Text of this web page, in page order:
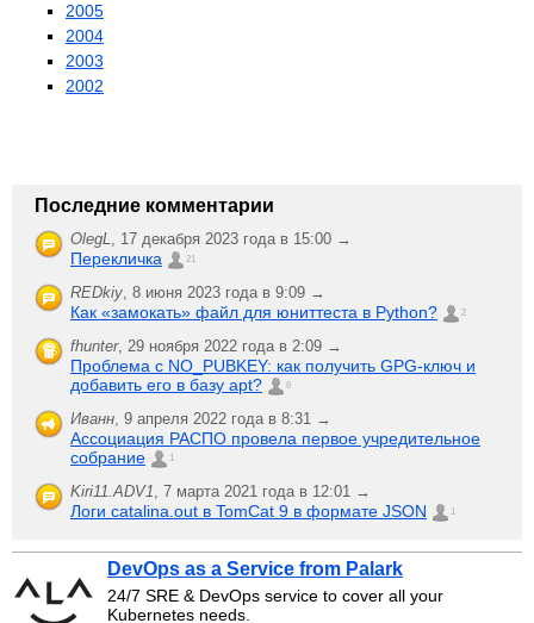
2005
2004
2003
2002
Последние комментарии
OlegL, 17 декабря 2023 года в 15:00 →
Перекличка 21
REDkiy, 8 июня 2023 года в 9:09 →
Как «замокать» файл для юниттеста в Python? 2
fhunter, 29 ноября 2022 года в 2:09 →
Проблема с NO_PUBKEY: как получить GPG-ключ и
добавить его в базу apt?
6
Иванн, 9 апреля 2022 года в 8:31 →
Ассоциация РАСПО провела первое учредительное
собрание
1
Kiri11.ADV1, 7 марта 2021 года в 12:01 →
Логи catalina.out в TomCat 9 в формате JSON 1
DevOps as a Service from Palark
24/7 SRE & DevOps service to cover all your
Kubernetes needs.